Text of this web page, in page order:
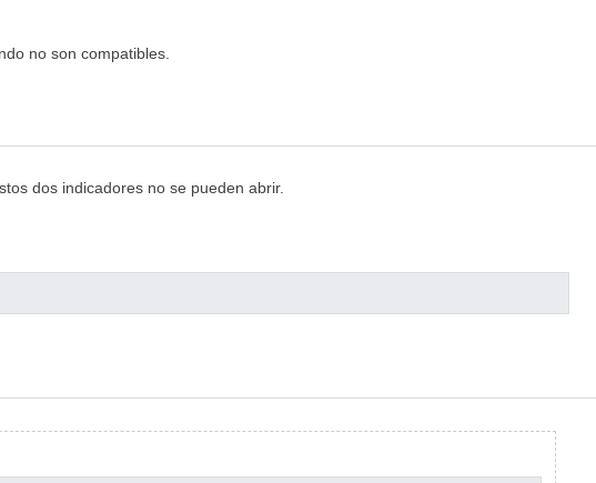
no son compatibles.
dos indicadores no se pueden abrir.